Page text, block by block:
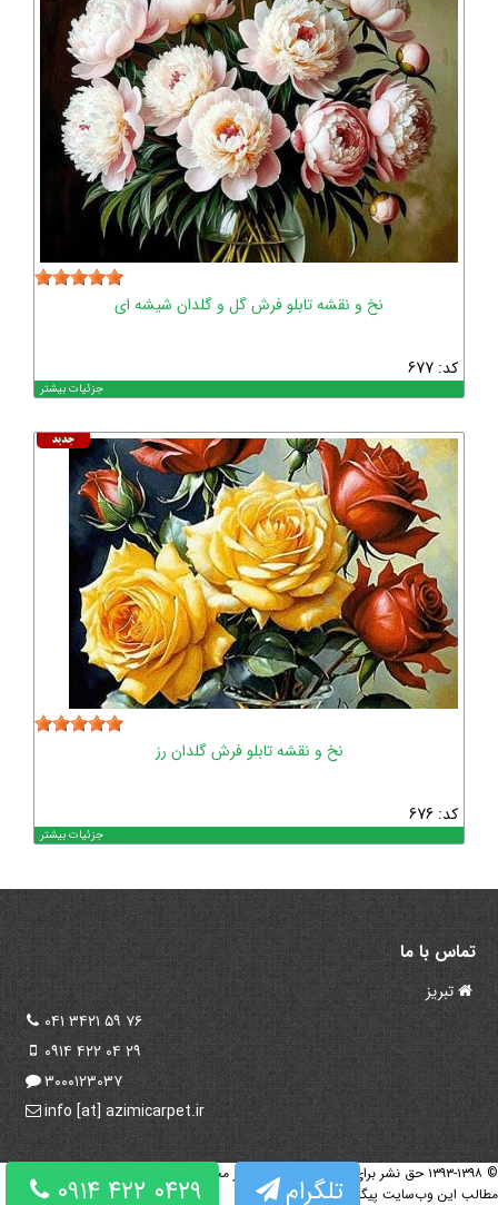
نخ و نقشه تابلو فرش گل و گلدان شیشه ای
کد: 677
جزئیات بیشتر
نخ و نقشه تابلو فرش گلدان رز
کد: 676
جزئیات بیشتر
تماس با ما
تبریز
۰۴۱ ۳۴۲۱ ۵۹ ۷۶
۰۹۱۴ ۴۲۲ ۰۴ ۲۹
۳۰۰۰۱۲۳۰۳۷
info [at] azimicarpet.ir
© ۱۳۹۳-۱۳۹۸ حق نشر برای شركت یگانه فراز تبریز محفوظ می‌باشد و هرگونه كپی‌برداری از
مطالب این وب‌سایت پیگرد قانونی دارد.
۰۹۱۴ ۴۲۲ ۰۴۲۹ تلگرام